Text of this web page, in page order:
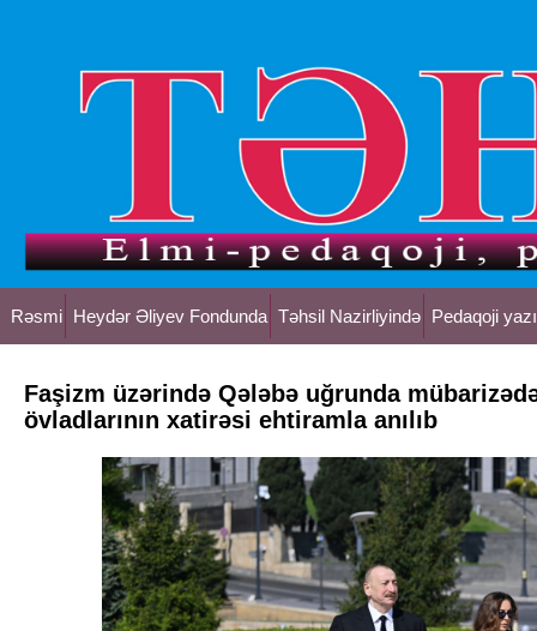
Rəsmi Heydər Əliyev Fondunda Təhsil Nazirliyində Pedaqoji
Faşizm üzərində Qələbə uğrunda
övladlarının xatirəsi ehtiramla anılıb